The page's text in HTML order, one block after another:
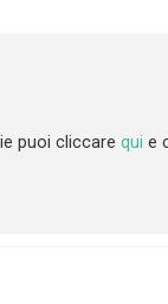
puoi cliccare qui e